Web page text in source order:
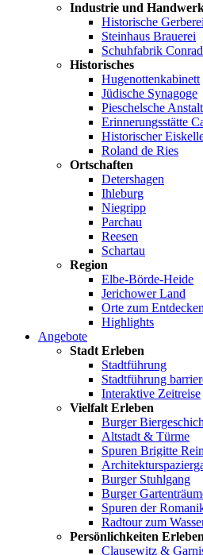
Industrie und
Historische Gerberei
Steinhaus Brauerei
Schuhfabrik
Historisches
Hugenottenkabinett
Jüdische Synagoge
Pieschelsche Anstalt
Erinnerungsstätte
Historischer
Roland de Ries
Ortschaften
Detershagen
Ihleburg
Niegripp
Parchau
Reesen
Schartau
Region
Elbe-Börde-Heide
Jerichower Land
Orte zum Entdecken
Highlights
Angebote
Stadt Erleben
Stadtführung
Stadtführung
Interaktive Zeitreise
Vielfalt Erleben
Burger
Altstadt & Türme
Spuren Brigitte
Burger Stuhlgang
Burger
Spuren der
Radtour zum
Persönlichkeiten Erleben
Clausewitz &